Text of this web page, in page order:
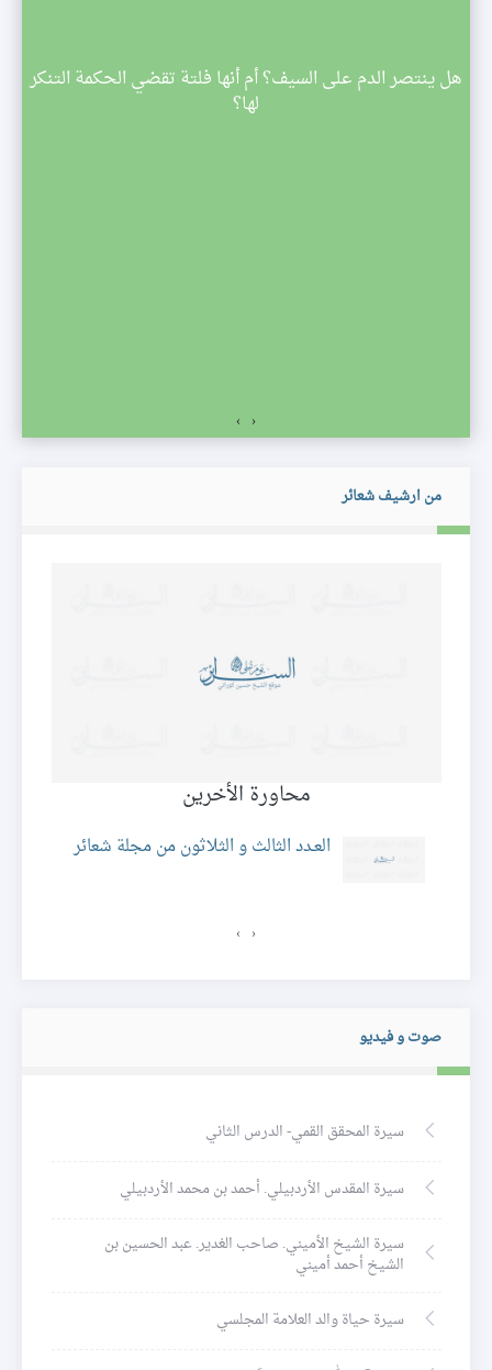
هل ينتصر الدم على السيف؟ أم أنها فلتة تقضي الحكمة التنكر
لها؟
‹
›
من ارشيف شعائر
محاورة الأخرين
العـدد الثالث و الثلاثون من مجلة شعائر
‹
›
صوت و فيديو
سيرة المحقق القمي- الدرس الثاني
سيرة المقدس الأردبيلي. أحمد بن محمد الأردبيلي
سيرة الشيخ الأميني. صاحب الغدير. عبد الحسين بن
الشيخ أحمد أميني
سيرة حياة والد العلامة المجلسي